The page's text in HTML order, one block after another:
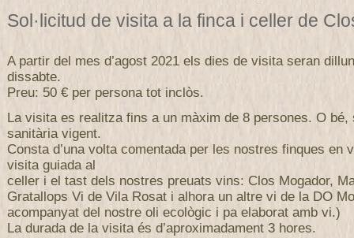
Sol·licitud de visita a la finca i celler de
A partir del mes d’agost 2021 els dies de visita seran
dissabte.
Preu: 50 € per persona tot inclòs.
La visita es realitza fins a un màxim de 8 persones. O bé,
sanitària vigent.
Consta d’una volta comentada per les nostres finques en
visita guiada al
celler i el tast dels nostres preuats vins: Clos Mogador,
Gratallops Vi de Vila Rosat i alhora un altre vi de la DO
acompanyat del nostre oli ecològic i pa elaborat amb vi.)
La durada de la visita és d’aproximadament 3 hores.